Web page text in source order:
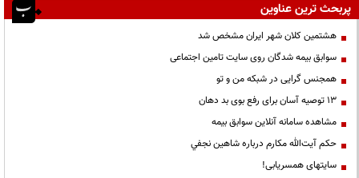
پربحث ترین عناوین
هشتمین کلان شهر ایران مشخص شد
سوابق بیمه شدگان روی سایت تامین اجتماعی
همجنس گرایی در شبکه من و تو
13 توصیه آسان برای رفع بوی بد دهان
مشاهده سامانه آنلاين سوابق بیمه
حكم آيت‌الله مكارم درباره شاهين نجفي
سایتهای همسریابی!